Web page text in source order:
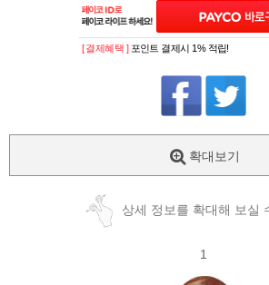
[ 결제혜택 ] 포인트 결제시 1% 적립!
확대보기
상세 정보를 확대해 보실
1